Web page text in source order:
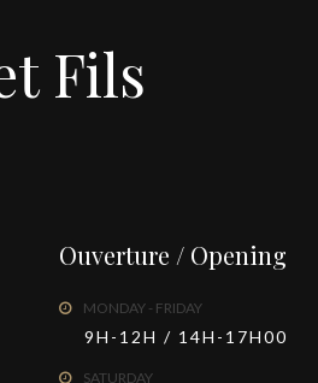
Fils
Ouverture / Opening
MONDAY - FRIDAY
9H-12H / 14H-17H00
SATURDAY